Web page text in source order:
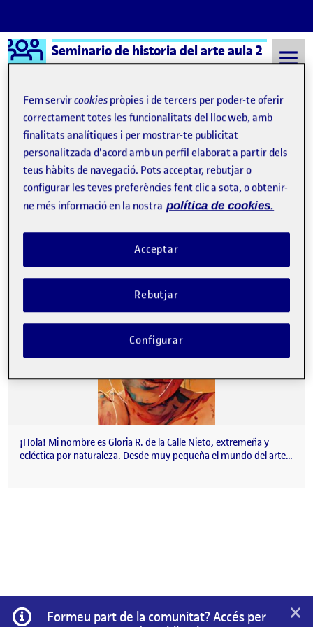
Saltar al contingut
Logo Ágora
Seminario de historia del arte aula 2
Semestre 20221 - Aula 2 3 Octubre, 2022
3 Octubre, 2022
Presentación
Publicat per
Gloria Rebeca de la Calle Nieto
Data de publicació3 octubre, 2022 8:12 pm
4 comentaris
¡Hola! Mi nombre es Gloria R. de la Calle Nieto, extremeña y
ecléctica por naturaleza. Desde muy pequeña el mundo del arte…
Informació
Formeu part de la comunitat? Accés per
×
Fem servircookies pròpies i de tercers per poder-te oferir
correctament totes les funcionalitats del lloc web, amb
finalitats analítiques i per mostrar-te publicitat
personalitzada d'acord amb un perfil elaborat a partir dels
teus hàbits de navegació. Pots acceptar, rebutjar o
configurar les teves preferències fent clic a sota, o obtenir-
ne més informació en la nostra política de cookies.
Rebutjar
Acceptar
Configurar